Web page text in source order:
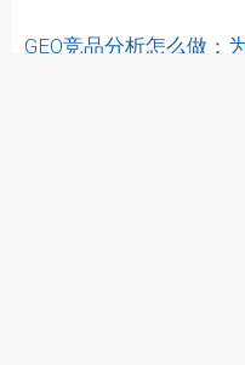
GEO竞品分析怎么做：